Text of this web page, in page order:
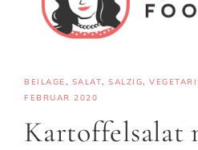
BEILAGE, SALAT, SALZIG,
FEBRUAR 2020
Kartoffelsalat